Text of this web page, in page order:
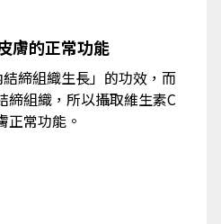
膚的正常功能
締組織生長」的功效，而
締組織，所以攝取維生素C
正常功能。